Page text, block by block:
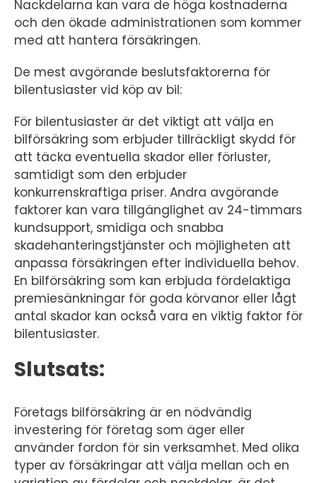
Nackdelarna kan vara de höga kostnaderna
och den ökade administrationen som kommer
med att hantera försäkringen.
De mest avgörande beslutsfaktorerna för
bilentusiaster vid köp av bil:
För bilentusiaster är det viktigt att välja en
bilförsäkring som erbjuder tillräckligt skydd för
att täcka eventuella skador eller förluster,
samtidigt som den erbjuder
konkurrenskraftiga priser. Andra avgörande
faktorer kan vara tillgänglighet av 24-timmars
kundsupport, smidiga och snabba
skadehanteringstjänster och möjligheten att
anpassa försäkringen efter individuella behov.
En bilförsäkring som kan erbjuda fördelaktiga
premiesänkningar för goda körvanor eller lågt
antal skador kan också vara en viktig faktor för
bilentusiaster.
Slutsats:
Företags bilförsäkring är en nödvändig
investering för företag som äger eller
använder fordon för sin verksamhet. Med olika
typer av försäkringar att välja mellan och en